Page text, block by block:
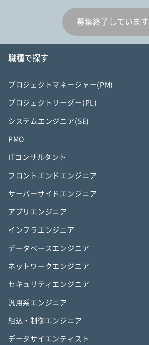
募集終了しています
職種で探す
プロジェクトマネージャー(PM)
プロジェクトリーダー(PL)
システムエンジニア(SE)
PMO
ITコンサルタント
フロントエンドエンジニア
サーバーサイドエンジニア
アプリエンジニア
インフラエンジニア
データベースエンジニア
ネットワークエンジニア
セキュリティエンジニア
汎用系エンジニア
組込・制御エンジニア
データサイエンティスト